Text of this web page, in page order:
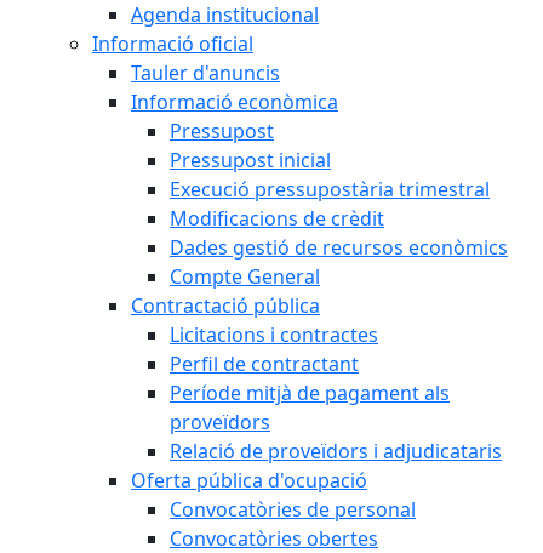
Agenda institucional
Informació oficial
Tauler d'anuncis
Informació econòmica
Pressupost
Pressupost inicial
Execució pressupostària trimestral
Modificacions de crèdit
Dades gestió de recursos econòmics
Compte General
Contractació pública
Licitacions i contractes
Perfil de contractant
Període mitjà de pagament als
proveïdors
Relació de proveïdors i adjudicataris
Oferta pública d'ocupació
Convocatòries de personal
Convocatòries obertes